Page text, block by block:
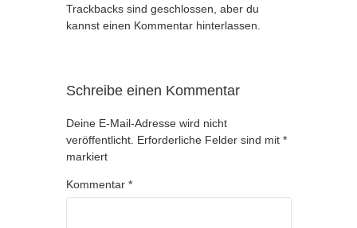
Trackbacks sind geschlossen, aber du
kannst einen Kommentar hinterlassen
Schreibe einen Kommentar
Deine E-Mail-Adresse wird nicht
veröffentlicht. Erforderliche Felder sind mit *
markiert
Kommentar *